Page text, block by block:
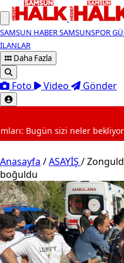
SAMSUN HABERSAMSUNSPOR
İLANLAR
Daha Fazla
Foto Video Gönder
Anasayfa /ASAYİŞ /
boğuldu